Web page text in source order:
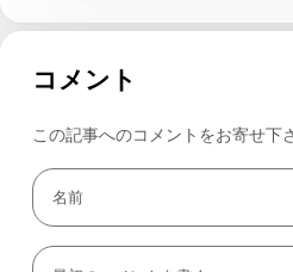
コメント
この記事へのコメントをお寄せ下